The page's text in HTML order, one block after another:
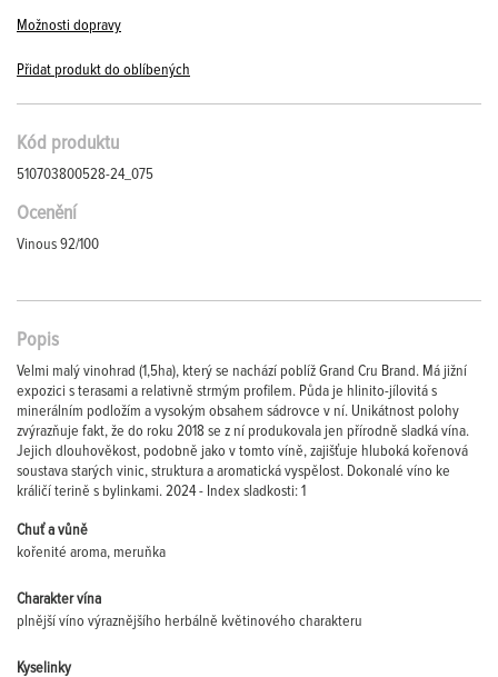
Možnosti dopravy
Přidat produkt do oblíbených
Kód produktu
510703800528-24_075
Ocenění
Vinous 92/100
Popis
Velmi malý vinohrad (1,5ha), který se nachází poblíž Grand Cru Brand. Má jižní
expozici s terasami a relativně strmým profilem. Půda je hlinito-jílovitá s
minerálním podložím a vysokým obsahem sádrovce v ní. Unikátnost polohy
zvýrazňuje fakt, že do roku 2018 se z ní produkovala jen přírodně sladká vína.
Jejich dlouhověkost, podobně jako v tomto víně, zajišťuje hluboká kořenová
soustava starých vinic, struktura a aromatická vyspělost. Dokonalé víno ke
králičí terině s bylinkami. 2024 - Index sladkosti: 1
Chuť a vůně
kořenité aroma, meruňka
Charakter vína
plnější víno výraznějšího herbálně květinového charakteru
Kyselinky